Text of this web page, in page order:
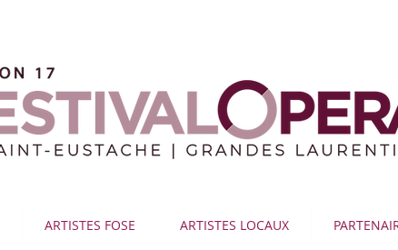
ARTISTES FOSE ARTISTES LOCAUX